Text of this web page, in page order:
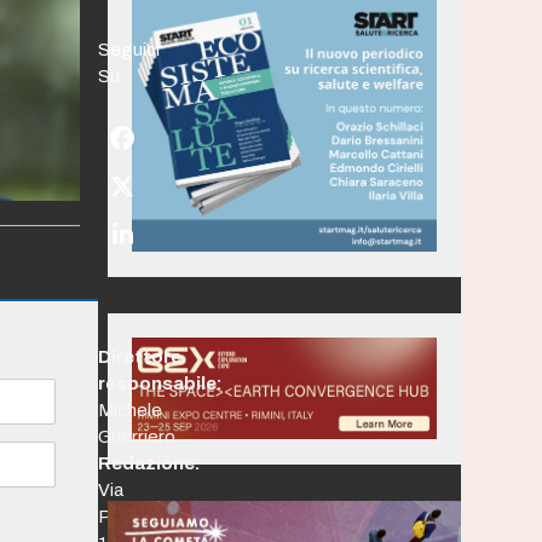
Seguici
Su:
Facebook
Twitter
(deprecated)
LinkedIn
Direttore
responsabile:
Michele
Guerriero
Redazione:
Via
Po,